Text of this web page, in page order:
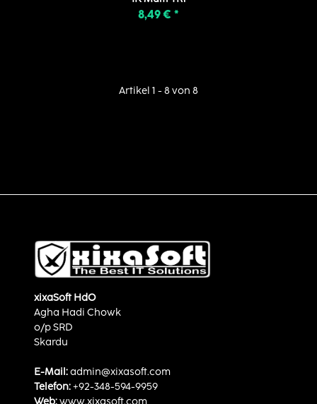
8,49 € *
Artikel 1 - 8 von 8
xixaSoft HdO
Agha Hadi Chowk
o/p SRD
Skardu
E-Mail:admin@xixasoft.com
Telefon:+92-348-594-9959
Web:www.xixasoft.com